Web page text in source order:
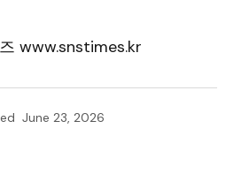
www.snstimes.kr
June 23, 2026